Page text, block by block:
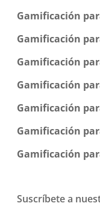
Gamificación
Gamificación
Gamificación
Gamificación
Gamificación
Gamificación
Gamificación
Suscríbete a